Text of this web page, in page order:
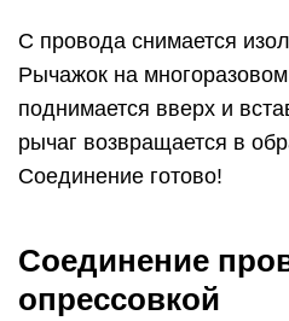
С провода снимается
Рычажок на
поднимается вверх и
рычаг возвращается в
Соединение готово!
Соединение
опрессовкой